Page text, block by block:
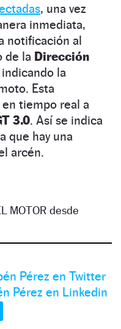
, una vez
inmediata,
notificación al
de la Dirección
indicando la
Esta
tiempo real a
3.0. Así se indica
que hay una
arcén.
MOTOR desde
Pérez en Twitter
Pérez en Linkedin